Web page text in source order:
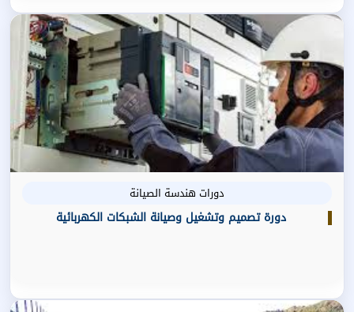
دورات هندسة الصيانة
دورة تصميم وتشغيل وصيانة الشبكات الكهربائية